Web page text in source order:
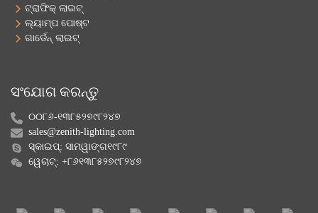
ଟ୍ରାଫିକ୍ ଲାଇଟ୍
ଲ୍ୟାମ୍ପ ପୋଷ୍ଟ
ଗାର୍ଡେନ୍ ଲାଇଟ୍
ସଂଯୋଗ କରନ୍ତୁ
୦୦୮୬-୧୩୮୫୨୭୯୮୨୪୭
sales@zenith-lighting.com
ସ୍କାଇପ୍: ସାମୱାଙ୍ଗ୧୯୮୯
ୱେଚାଟ୍: +୮୬୧୩୮୫୨୭୯୮୨୪୭